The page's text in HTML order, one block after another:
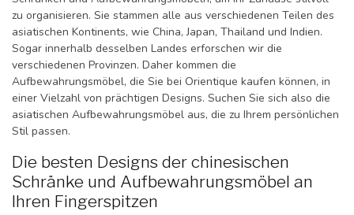
zu organisieren. Sie stammen alle aus verschiedenen Teilen des
asiatischen Kontinents, wie China, Japan, Thailand und Indien.
Sogar innerhalb desselben Landes erforschen wir die
verschiedenen Provinzen. Daher kommen die
Aufbewahrungsmöbel, die Sie bei Orientique kaufen können, in
einer Vielzahl von prächtigen Designs. Suchen Sie sich also die
asiatischen Aufbewahrungsmöbel aus, die zu Ihrem persönlichen
Stil passen.
Die besten Designs der chinesischen
Schränke und Aufbewahrungsmöbel an
Ihren Fingerspitzen